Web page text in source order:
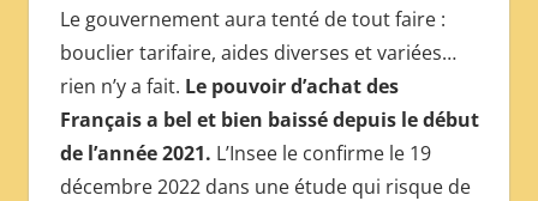
PRESS
REVIEW
——
ОБЗОР
МЕЖДУНАРОДНОЙ
ПРЕССЫ
Le gouvernement aura tenté de tout faire :
bouclier tarifaire, aides diverses et variées…
rien n’y a fait. Le pouvoir d’achat des
Français a bel et bien baissé depuis le début
de l’année 2021. L’Insee le confirme le 19
décembre 2022 dans une étude qui risque de